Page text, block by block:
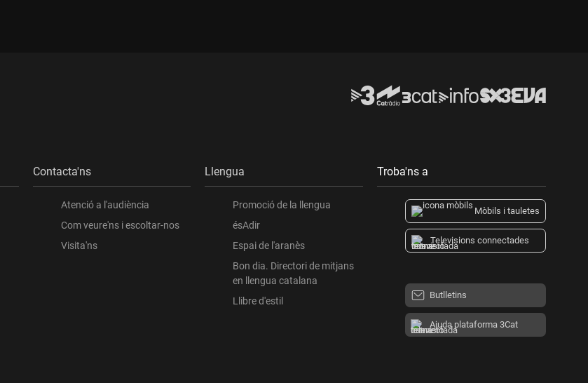
Contacta'ns
Atenció a l'audiència
Com veure'ns i escoltar-nos
Visita'ns
Llengua
Promoció de la llengua
ésAdir
Espai de l'aranès
Bon dia. Directori de mitjans
en llengua catalana
Llibre d'estil
Troba'ns a
Mòbils i tauletes
Televisions connectades
Butlletins
Ajuda plataforma 3Cat